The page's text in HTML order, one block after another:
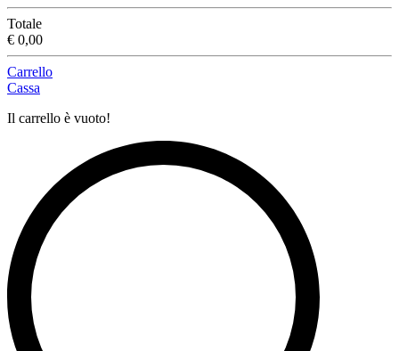
Totale
€ 0,00
Carrello
Cassa
Il carrello è vuoto!